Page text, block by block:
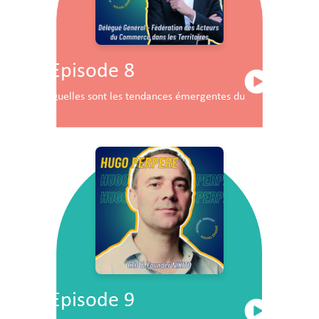
Episode 8
Quelles sont les tendances émergentes du commerce en
Episode 9